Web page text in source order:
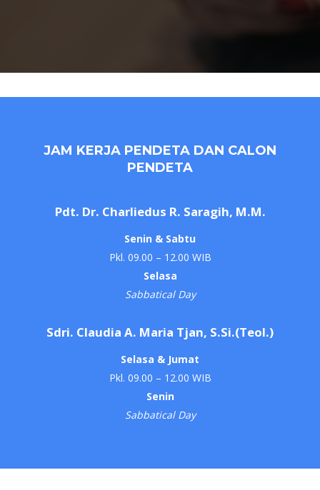
JAM KERJA PENDETA DAN CALON
PENDETA
Pdt. Dr. Charliedus R. Saragih, M.M.
Senin & Sabtu
Pkl. 09.00 – 12.00 WIB
Selasa
Sabbatical Day
Sdri. Claudia A. Maria Tjan, S.Si.(Teol.)
Selasa & Jumat
Pkl. 09.00 – 12.00 WIB
Senin
Sabbatical Day